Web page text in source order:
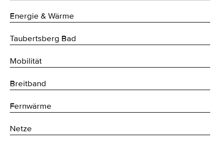
Energie & Wärme
Taubertsberg Bad
Mobilität
Breitband
Fernwärme
Netze